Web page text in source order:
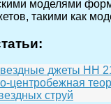
моделями
такими как
джеты HH
центробежная
струй